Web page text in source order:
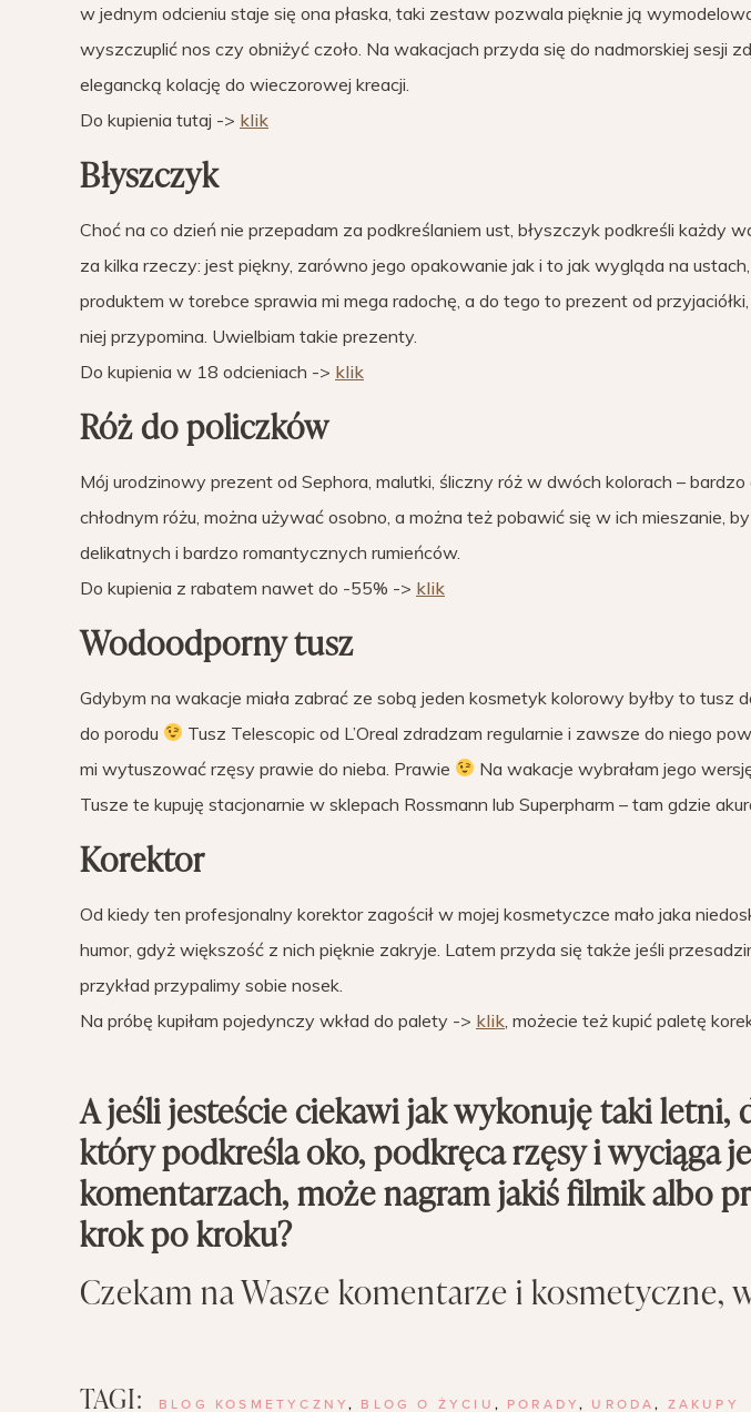
w jednym odcieniu staje się ona płaska, taki zestaw pozwala pięknie ją
wyszczuplić nos czy obniżyć czoło. Na wakacjach przyda się do nadmorskiej sesji
elegancką kolację do wieczorowej kreacji.
Do kupienia tutaj -> klik
Błyszczyk
Choć na co dzień nie przepadam za podkreślaniem ust, błyszczyk podkreśli każdy
za kilka rzeczy: jest piękny, zarówno jego opakowanie jak i to jak wygląda na
produktem w torebce sprawia mi mega radochę, a do tego to prezent od
niej przypomina. Uwielbiam takie prezenty.
Do kupienia w 18 odcieniach -> klik
Róż do policzków
Mój urodzinowy prezent od Sephora, malutki, śliczny róż w dwóch kolorach – bardzo
chłodnym różu, można używać osobno, a można też pobawić się w ich mieszanie,
delikatnych i bardzo romantycznych rumieńców.
Do kupienia z rabatem nawet do -55% -> klik
Wodoodporny tusz
Gdybym na wakacje miała zabrać ze sobą jeden kosmetyk kolorowy byłby to tusz
do porodu
Tusz Telescopic od L’Oreal zdradzam regularnie i zawsze do niego
mi wytuszować rzęsy prawie do nieba. Prawie
Na wakacje wybrałam jego
Tusze te kupuję stacjonarnie w sklepach Rossmann lub Superpharm – tam gdzie
Korektor
Od kiedy ten profesjonalny korektor zagościł w mojej kosmetyczce mało jaka
humor, gdyż większość z nich pięknie zakryje. Latem przyda się także jeśli
przykład przypalimy sobie nosek.
Na próbę kupiłam pojedynczy wkład do palety -> klik , możecie też kupić paletę
A jeśli jesteście ciekawi jak wykonuję taki letni,
który podkreśla oko, podkręca rzęsy i wyciąga
komentarzach, może nagram jakiś filmik albo
krok po kroku?
Czekam na Wasze komentarze i kosmetyczne,
TAGI: BLOG KOSMETYCZNY , BLOG O ŻYCIU , PORADY , URODA , ZAKUPY